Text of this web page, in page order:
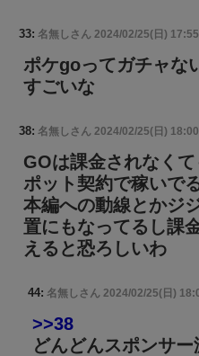
33: 名無しさん 2024/02/25(日)
ポケgoってガチャな
すごいな
38: 名無しさん 2024/02/25(日)
GOは課金されなく
ポット契約で稼いで
本編への動線とかジ
置にもなってるし課
えると恐ろしいわ
44: 名無しさん 2024/02/25(日)
>>38
どんどんスポンサ